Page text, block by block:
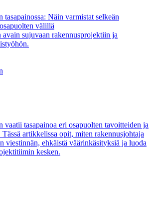
tasapainossa: Näin varmistat selkeän
välillä
avain sujuvaan rakennusprojektiin ja
vaatii tasapainoa eri osapuolten tavoitteiden ja
artikkelissa opit, miten rakennusjohtaja
viestinnän, ehkäistä väärinkäsityksiä ja luoda
kesken.